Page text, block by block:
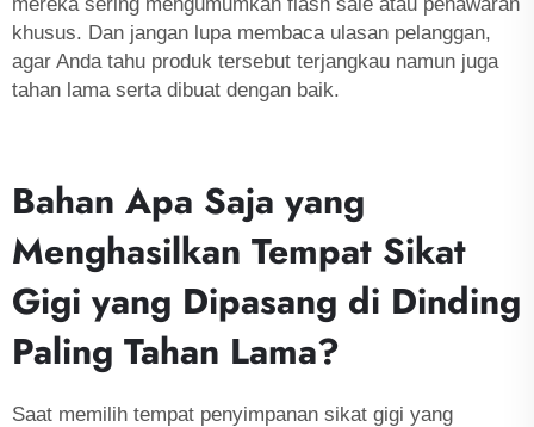
khusus. Dan jangan lupa membaca ulasan pelanggan,
agar Anda tahu produk tersebut terjangkau namun juga
tahan lama serta dibuat dengan baik.
Bahan Apa Saja yang
Menghasilkan Tempat Sikat
Gigi yang Dipasang di Dinding
Paling Tahan Lama?
Saat memilih tempat penyimpanan sikat gigi yang